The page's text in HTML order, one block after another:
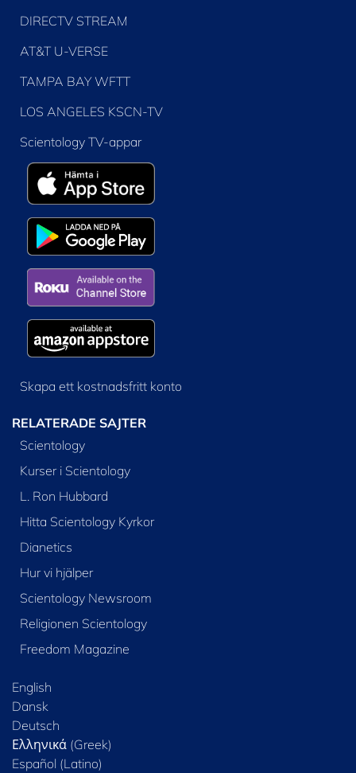
DIRECTV STREAM
AT&T U-VERSE
TAMPA BAY WFTT
LOS ANGELES KSCN-TV
Scientology TV-appar
Skapa ett kostnadsfritt konto
RELATERADE SAJTER
Scientology
Kurser i Scientology
L. Ron Hubbard
Hitta Scientology Kyrkor
Dianetics
Hur vi hjälper
Scientology Newsroom
Religionen Scientology
Freedom Magazine
English
Dansk
Deutsch
Ελληνικά (Greek)
Español (Latino)